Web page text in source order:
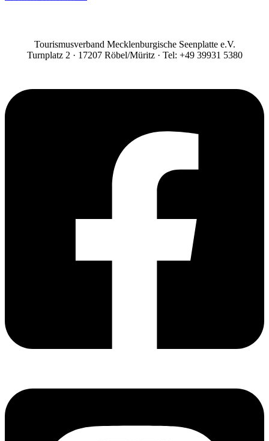
Tourismusverband Mecklenburgische Seenplatte e.V.
Turnplatz 2 · 17207 Röbel/Müritz · Tel: +49 39931 5380